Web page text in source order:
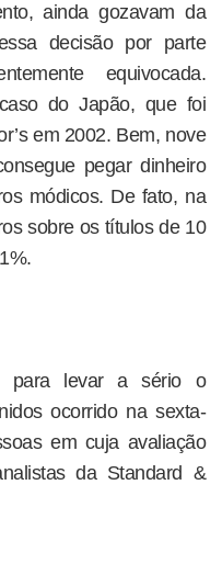
ainda gozavam da
decisão por parte
equivocada.
do Japão, que foi
em 2002. Bem, nove
pegar dinheiro
módicos. De fato, na
sobre os títulos de 10
para levar a sério o
ocorrido na sexta-
em cuja avaliação
da Standard &